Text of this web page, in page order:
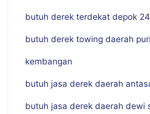
butuh derek terdekat depok
butuh derek towing daerah puri
kembangan
butuh jasa derek daerah
butuh jasa derek daerah dewi